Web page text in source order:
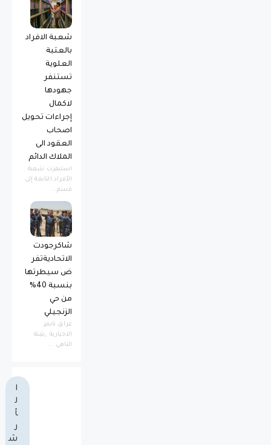
شعبة الافراد
بالعتبة
العلوية
تستنفر
جهودها
لاكمال
إجراءات تحويل
اصحاب
العقود الى
الملاك الدائم
استنفرت شعبة
الأفراد التابعة إلى
قسم...
شاكرجودت
الاتحاديةتفر
ض سيطرتها
بنسبة 40%
من حي
الزنجيلي
عراق تايمز
الاخبارية _بثينة
الناهي ...
ا
ل
أ
ر
ش